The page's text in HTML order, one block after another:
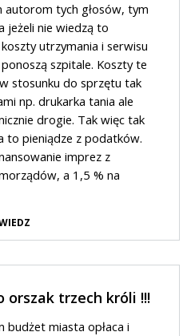
autorom tych głosów, tym
jeżeli nie wiedzą to
utrzymania i serwisu
szpitale. Koszty te
stosunku do sprzętu tak
np. drukarka tania ale
drogie. Tak więc tak
to pieniądze z podatków.
imprez z
a 1,5 % na
orszak trzech króli !!!
budżet miasta opłaca i